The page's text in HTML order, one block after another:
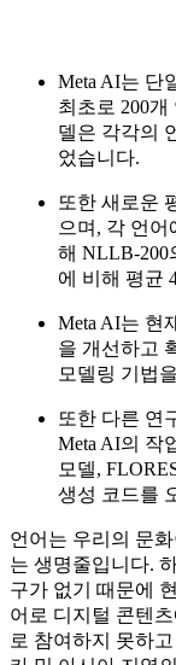
Meta AI는 단
최초로 200
델은 각각의
었습니다.
또한 새로운
으며, 각 언어
해 NLLB-200
에 비해 평균
Meta AI는 현
을 개선하고
모델링 기법
또한 다른 연
Meta AI의 작
모델,
생성 코드를
언어는 우리의 문
는 생명줄입니다.
구가 없기 때문에
어로 디지털 콘텐
로 참여하지 못하